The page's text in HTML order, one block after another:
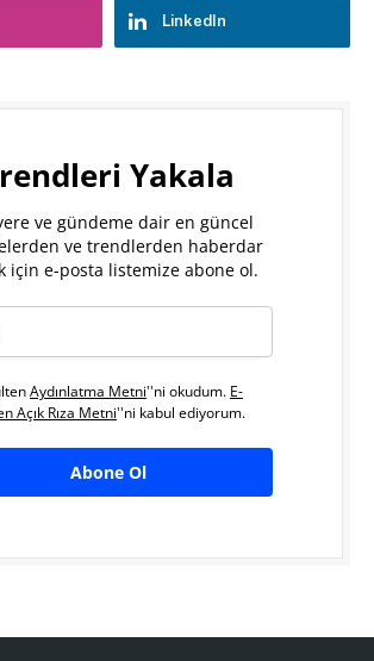
LinkedIn
Yakala
ve gündeme dair en güncel
ve trendlerden haberdar
için e-posta listemize abone ol.
Aydınlatma Metni''ni okudum. E-
Açık Rıza Metni''ni kabul ediyorum.
Abone Ol